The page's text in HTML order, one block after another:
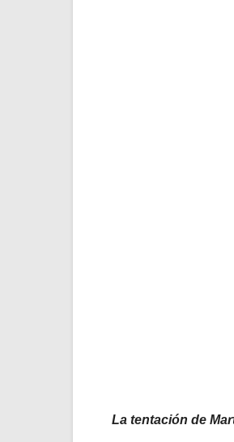
La tentación de